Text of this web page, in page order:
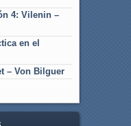
4: Vilenin –
en el
– Von Bilguer